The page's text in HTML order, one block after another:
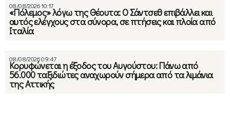
08/08/2026 10:17
«Πόλεμος» λόγω της Θέουτα: Ο Σάντσεθ επιβάλλει και
αυτός ελέγχους στα σύνορα, σε πτήσεις και πλοία από
Ιταλία
08/08/2026 09:47
Κορυφώνεται η έξοδος του Αυγούστου: Πάνω από
56.000 ταξιδιώτες αναχωρούν σήμερα από τα λιμάνια
της Αττικής